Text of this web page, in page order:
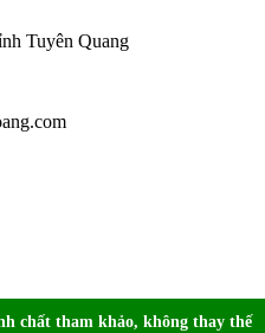
Tuyên Quang
chất tham khảo, không thay thế